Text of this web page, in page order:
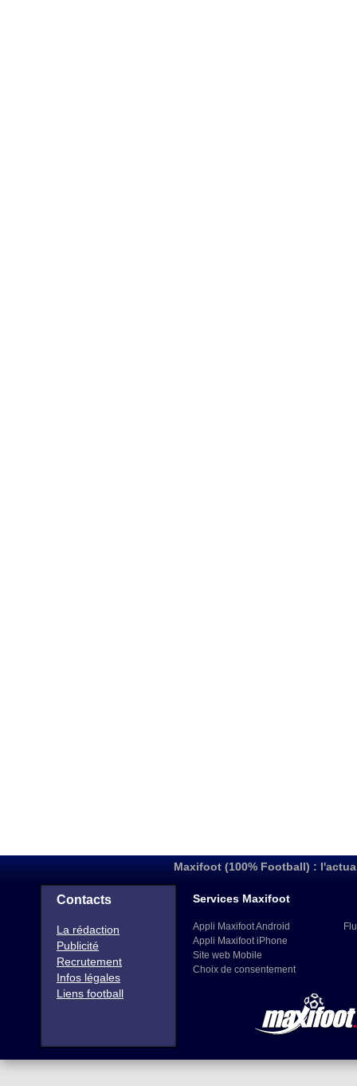
Maxifoot (100% Football) :
Contacts
La rédaction
Publicité
Recrutement
Infos légales
Liens football
Services Maxifoot
Appli Maxifoot Android
Appli Maxifoot iPhone
Site web Mobile
Choix de consentement